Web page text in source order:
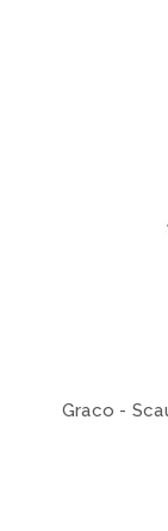
Graco -